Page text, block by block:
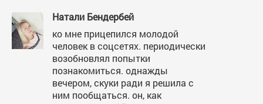
Натали Бендербей
ко мне прицепился молодой
человек в соцсетях. периодически
возобновлял попытки
познакомиться. однажды
вечером, скуки ради я решила с
ним пообщаться. он, как